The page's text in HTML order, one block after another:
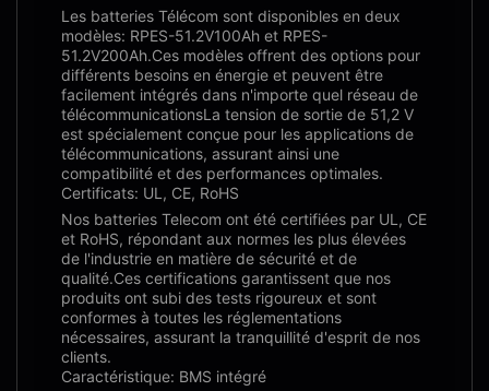
Les batteries Télécom sont disponibles en deux
modèles: RPES-51.2V100Ah et RPES-
51.2V200Ah.Ces modèles offrent des options pour
différents besoins en énergie et peuvent être
facilement intégrés dans n'importe quel réseau de
télécommunicationsLa tension de sortie de 51,2 V
est spécialement conçue pour les applications de
télécommunications, assurant ainsi une
compatibilité et des performances optimales.
Certificats: UL, CE, RoHS
Nos batteries Telecom ont été certifiées par UL, CE
et RoHS, répondant aux normes les plus élevées
de l'industrie en matière de sécurité et de
qualité.Ces certifications garantissent que nos
produits ont subi des tests rigoureux et sont
conformes à toutes les réglementations
nécessaires, assurant la tranquillité d'esprit de nos
clients.
Caractéristique: BMS intégré